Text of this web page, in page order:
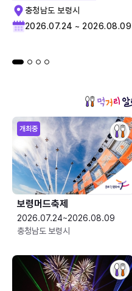
충청남도 보령시
2026.07.24 ~ 2026.08.09
개최중
보령머드축제
2026.07.24~2026.08.09
충청남도 보령시